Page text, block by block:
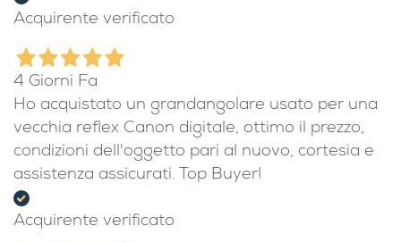
Acquirente verificato
4 Giorni Fa
Ho acquistato un grandangolare usato per una
vecchia reflex Canon digitale, ottimo il prezzo,
condizioni dell'oggetto pari al nuovo, cortesia e
assistenza assicurati. Top Buyer!
Acquirente verificato